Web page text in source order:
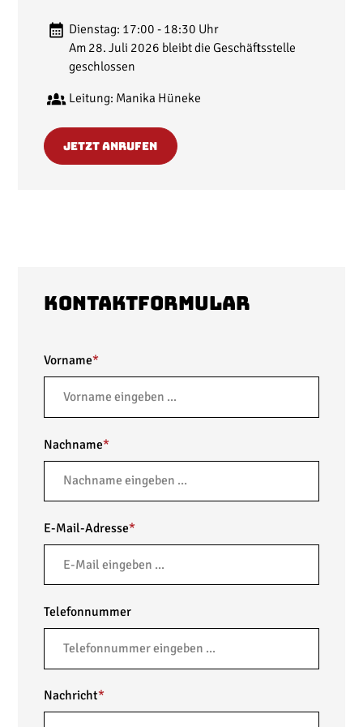
Dienstag: 17:00 - 18:30 Uhr
Am 28. Juli 2026 bleibt die Geschäftsstelle
geschlossen
Leitung: Manika Hüneke
Jetzt Anrufen
Kontaktformular
Vorname*
Nachname*
E-Mail-Adresse*
Telefonnummer
Nachricht*